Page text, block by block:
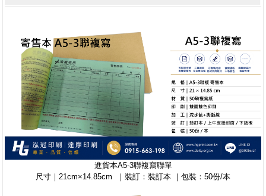
進貨本A5-3聯複寫聯單
尺寸｜21cm×14.85cm ｜裝訂：裝訂本 ｜包裝：50份/本